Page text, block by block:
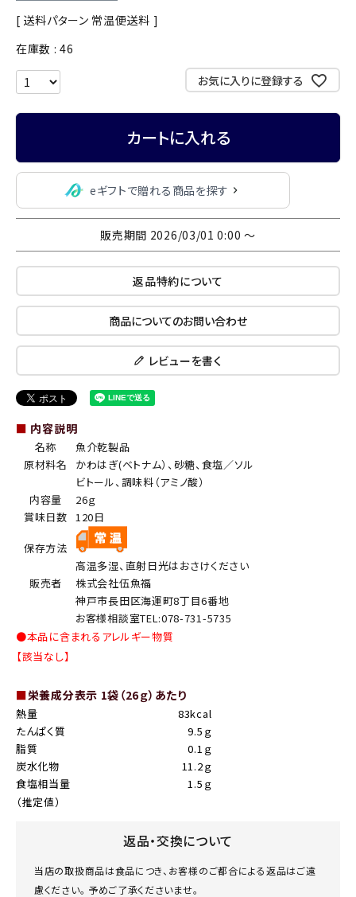
送料パターン 常温便送料
在庫数
46
お気に入りに登録する
カートに入れる
eギフトで贈れる商品を探す
販売期間 2026/03/01 0:00 〜
返品特約について
商品についてのお問い合わせ
レビューを書く
■ 内容説明
名称
魚介乾製品
原材料名
かわはぎ(ベトナム）、砂糖、食塩／ソル
ビトール、調味料（アミノ酸）
内容量
26ｇ
賞味日数
120日
保存方法
高温多湿、直射日光はおさけください
販売者
株式会社伍魚福
神戸市長田区海運町8丁目6番地
お客様相談室TEL:078-731-5735
●本品に含まれるアレルギー物質
【該当なし】
■栄養成分表示 1袋（26ｇ）あたり
熱量
83kcal
たんぱく質
9.5ｇ
脂質
0.1ｇ
炭水化物
11.2ｇ
食塩相当量
1.5ｇ
（推定値）
返品・交換について
当店の取扱商品は食品につき、お客様のご都合による返品はご遠
慮ください。 予めご了承くださいませ。